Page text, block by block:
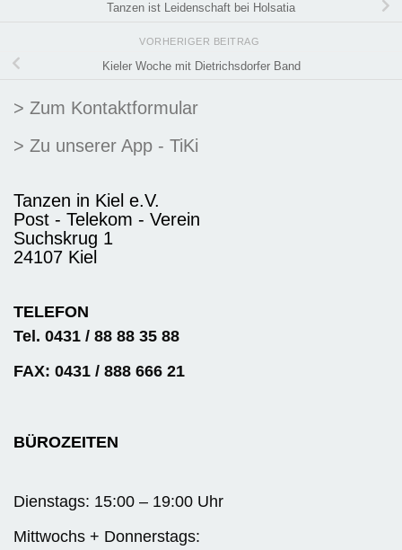
Tanzen ist Leidenschaft bei Holsatia
VORHERIGER BEITRAG
Kieler Woche mit Dietrichsdorfer Band
> Zum Kontaktformular
> Zu unserer App - TiKi
Tanzen in Kiel e.V.
Post - Telekom - Verein
Suchskrug 1
24107 Kiel
TELEFON
Tel. 0431 / 88 88 35 88
FAX: 0431 / 888 666 21
BÜROZEITEN
Dienstags: 15:00 – 19:00 Uhr
Mittwochs + Donnerstags: